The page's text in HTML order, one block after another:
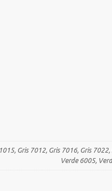
Gris 7012, Gris 7016, Gris
Verde 6005,